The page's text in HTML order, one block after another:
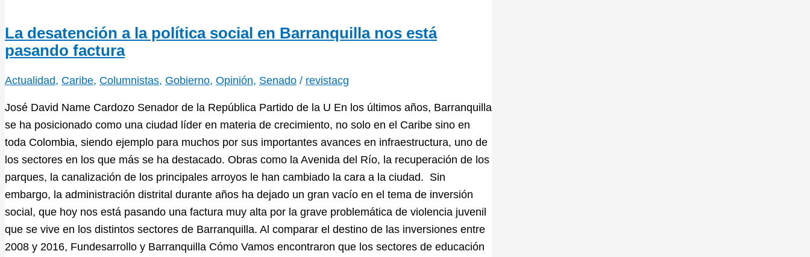
La desatención a la política social en Barranquilla nos está
pasando factura
Actualidad, Caribe, Columnistas, Gobierno, Opinión, Senado / revistacg
José David Name Cardozo Senador de la República Partido de la U En los últimos años, Barranquilla
se ha posicionado como una ciudad líder en materia de crecimiento, no solo en el Caribe sino en
toda Colombia, siendo ejemplo para muchos por sus importantes avances en infraestructura, uno de
los sectores en los que más se ha destacado. Obras como la Avenida del Río, la recuperación de los
parques, la canalización de los principales arroyos le han cambiado la cara a la ciudad. Sin
embargo, la administración distrital durante años ha dejado un gran vacío en el tema de inversión
social, que hoy nos está pasando una factura muy alta por la grave problemática de violencia juvenil
que se vive en los distintos sectores de Barranquilla. Al comparar el destino de las inversiones entre
2008 y 2016, Fundesarrollo y Barranquilla Cómo Vamos encontraron que los sectores de educación